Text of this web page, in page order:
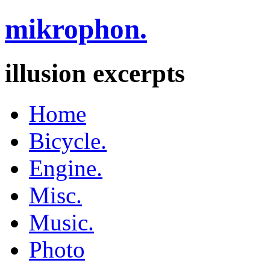
mikrophon.
illusion excerpts
Home
Bicycle.
Engine.
Misc.
Music.
Photo